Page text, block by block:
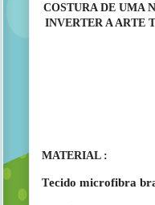
COSTURA DE UMA
INVERTER A ARTE
MATERIAL :
Tecido microfibra